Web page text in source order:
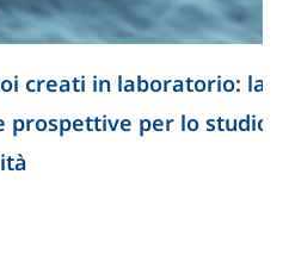
laboratorio: la ricerca
per lo studio